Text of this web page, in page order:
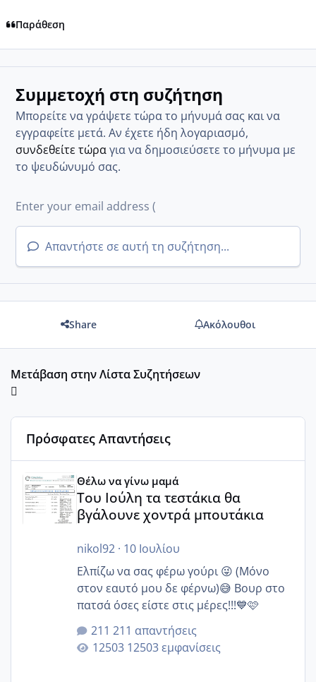
Παράθεση
Συμμετοχή στη συζήτηση
Μπορείτε να γράψετε τώρα το μήνυμά σας και να
εγγραφείτε μετά. Αν έχετε ήδη λογαριασμό,
συνδεθείτε τώραγια να δημοσιεύσετε το μήνυμα με
το ψευδώνυμό σας.
Απαντήστε σε αυτή τη συζήτηση...
Share Ακόλουθοι
Μετάβαση στην Λίστα Συζητήσεων
Πρόσφατες Απαντήσεις
Θέλω να γίνω μαμά
Του Ιούλη τα τεστάκια θα
βγάλουνε χοντρά μπουτάκια
nikol92· 10 Ιουλίου
Ελπίζω να σας φέρω γούρι 😜 (Μόνο
στον εαυτό μου δε φέρνω)😅 Βουρ στο
πατσά όσες είστε στις μέρες!!!💙🩷
211 απαντήσεις
12503 εμφανίσεις